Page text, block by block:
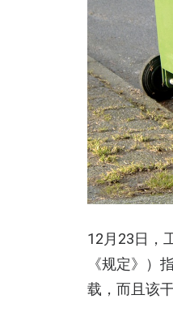
12月23日，
《规定》）
载，而且该